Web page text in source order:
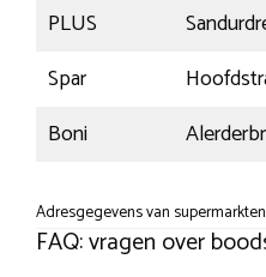
PLUS
Spar
Boni
Adresgegevens van
FAQ: vragen over